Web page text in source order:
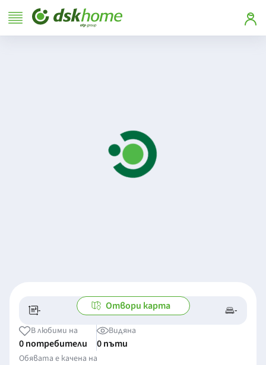
- -/- -
Отвори карта
В любими на
0 потребители
Видяна
0 пъти
Обявата е качена на